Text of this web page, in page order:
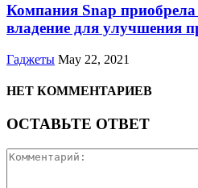
Компания Snap приобрела
владение для улучшения
Гаджеты May 22, 2021
НЕТ КОММЕНТАРИЕВ
ОСТАВЬТЕ ОТВЕТ